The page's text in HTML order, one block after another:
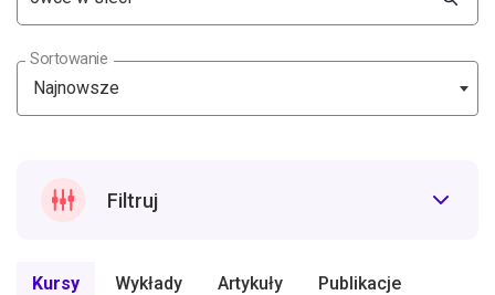
Najnowsze
Sortowanie
Filtruj
Kursy Wykłady Artykuły Publikacje